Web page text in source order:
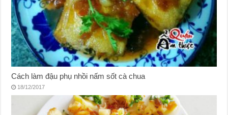
Cách làm đậu phụ nhồi nấm sốt cà chua
18/12/2017